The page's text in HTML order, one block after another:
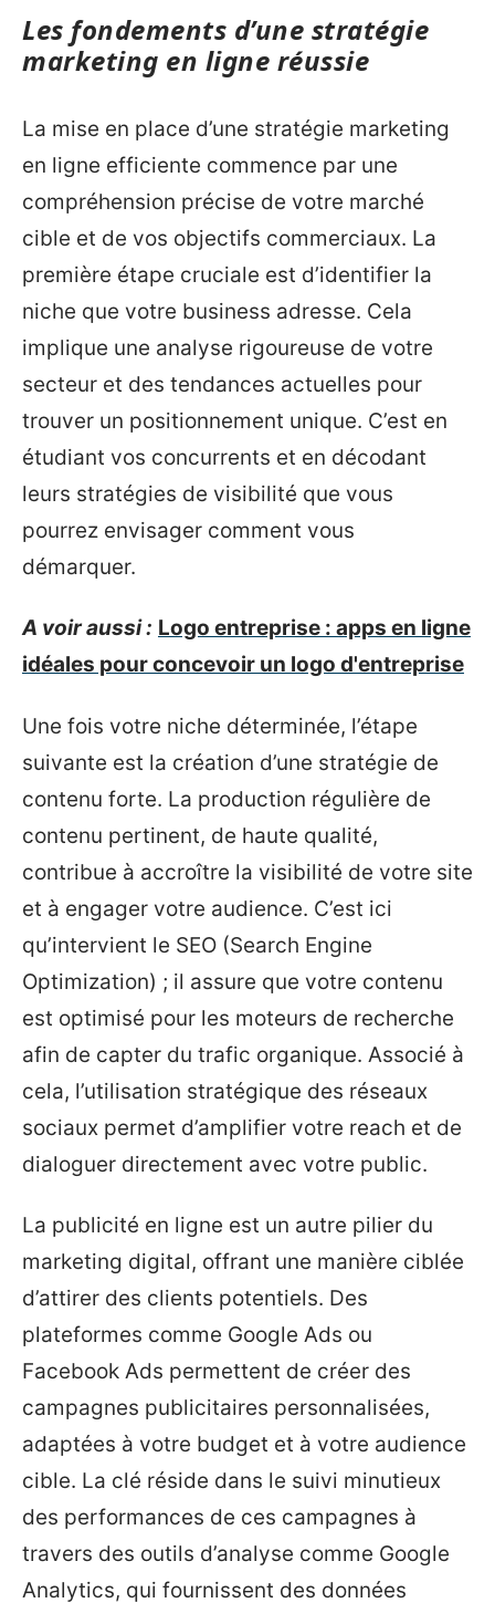
Les fondements d’une stratégie
marketing en ligne réussie
La mise en place d’une stratégie marketing
en ligne efficiente commence par une
compréhension précise de votre marché
cible et de vos objectifs commerciaux. La
première étape cruciale est d’identifier la
niche que votre business adresse. Cela
implique une analyse rigoureuse de votre
secteur et des tendances actuelles pour
trouver un positionnement unique. C’est en
étudiant vos concurrents et en décodant
leurs stratégies de visibilité que vous
pourrez envisager comment vous
démarquer.
A voir aussi : Logo entreprise : apps en ligne
idéales pour concevoir un logo d'entreprise
Une fois votre niche déterminée, l’étape
suivante est la création d’une stratégie de
contenu forte. La production régulière de
contenu pertinent, de haute qualité,
contribue à accroître la visibilité de votre site
et à engager votre audience. C’est ici
qu’intervient le SEO (Search Engine
Optimization) ; il assure que votre contenu
est optimisé pour les moteurs de recherche
afin de capter du trafic organique. Associé à
cela, l’utilisation stratégique des réseaux
sociaux permet d’amplifier votre reach et de
dialoguer directement avec votre public.
La publicité en ligne est un autre pilier du
marketing digital, offrant une manière ciblée
d’attirer des clients potentiels. Des
plateformes comme Google Ads ou
Facebook Ads permettent de créer des
campagnes publicitaires personnalisées,
adaptées à votre budget et à votre audience
cible. La clé réside dans le suivi minutieux
des performances de ces campagnes à
travers des outils d’analyse comme Google
Analytics, qui fournissent des données